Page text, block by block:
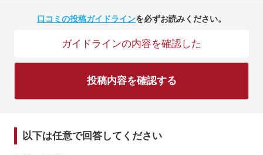
口コミの投稿ガイドラインを必ずお読みください。
ガイドラインの内容を確認した
投稿内容を確認する
以下は任意で回答してください